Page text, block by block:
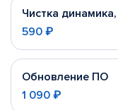
Чистка
590 ₽
Обновление ПО
1 090 ₽